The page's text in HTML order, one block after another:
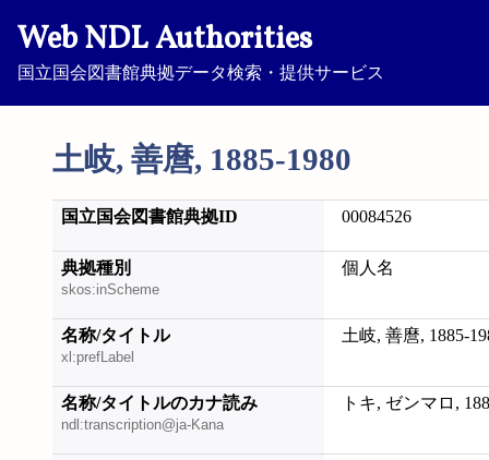
Web NDL Authorities
国立国会図書館典拠データ検索・提供サービス
土岐, 善麿, 1885-1980
国立国会図書館典拠ID 00084526
典拠種別
skos:inScheme
個人名
名称/タイトル
xl:prefLabel
土岐, 善麿, 1885-
名称/タイトルのカナ読み
ndl:transcription@ja-Kana
トキ, ゼンマロ,